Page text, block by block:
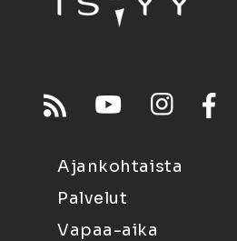
Ajankohtaista
Palvelut
Vapaa-aika